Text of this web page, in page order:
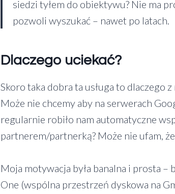
siedzi tyłem do obiektywu? Nie ma
pozwoli wyszukać – nawet po latach.
Dlaczego uciekać?
Skoro taka dobra ta usługa to dlaczego
Może nie chcemy aby na serwerach
regularnie robiło nam automatyczne
partnerem/partnerką? Może nie ufam,
Moja motywacja była banalna i prosta
One (wspólna przestrzeń dyskowa na